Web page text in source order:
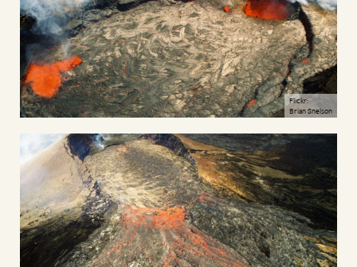
Flickr:
Brian Snelson